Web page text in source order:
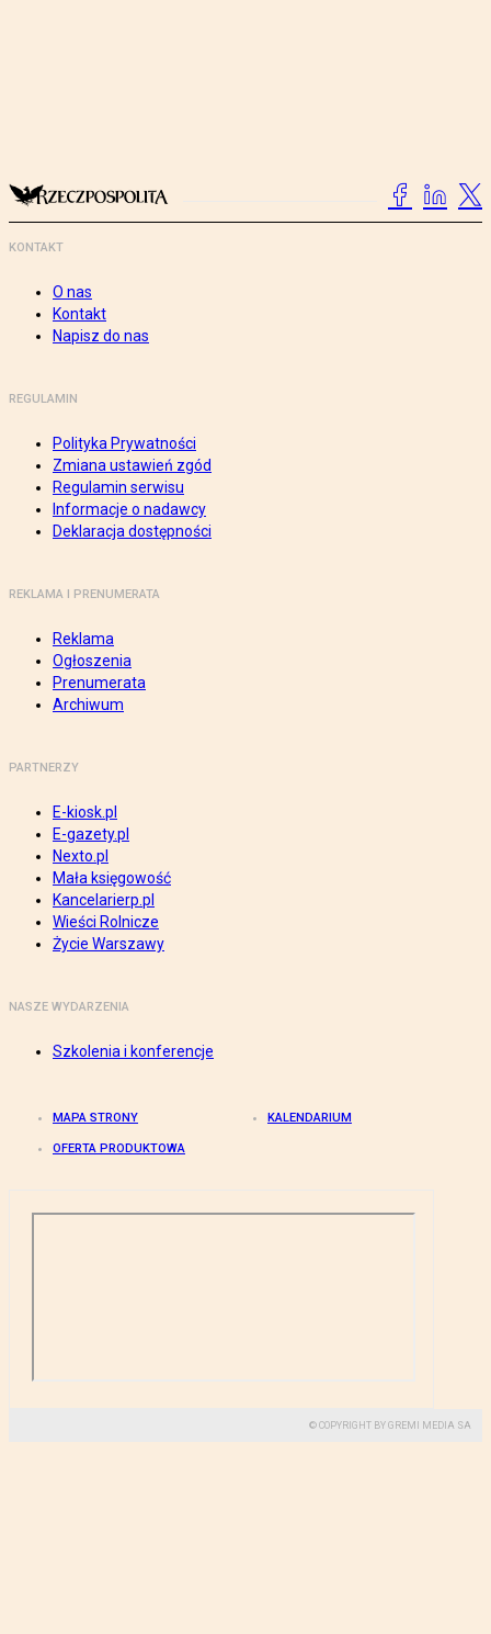
KONTAKT
O nas
Kontakt
Napisz do nas
REGULAMIN
Polityka Prywatności
Zmiana ustawień zgód
Regulamin serwisu
Informacje o nadawcy
Deklaracja dostępności
REKLAMA I PRENUMERATA
Reklama
Ogłoszenia
Prenumerata
Archiwum
PARTNERZY
E-kiosk.pl
E-gazety.pl
Nexto.pl
Mała księgowość
Kancelarierp.pl
Wieści Rolnicze
Życie Warszawy
NASZE WYDARZENIA
Szkolenia i konferencje
MAPA STRONY KALENDARIUM
OFERTA PRODUKTOWA
© COPYRIGHT BY GREMI MEDIA SA